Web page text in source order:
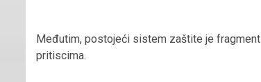
Međutim, postojeći sistem zaštite je
pritiscima.